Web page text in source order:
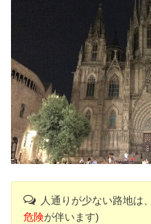
人通りが少ない路地は
危険が伴います)